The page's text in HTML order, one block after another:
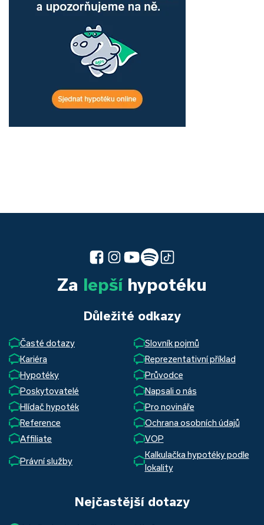
Za lepšíhypotéku
Důležité odkazy
Časté dotazy
Slovník pojmů
Kariéra
Reprezentativní příklad
Hypotéky
Průvodce
Poskytovatelé
Napsali o nás
Hlídač hypoték
Pro novináře
Reference
Ochrana osobních údajů
Affiliate
VOP
Právní služby
Kalkulačka hypotéky podle
lokality
Nejčastější dotazy